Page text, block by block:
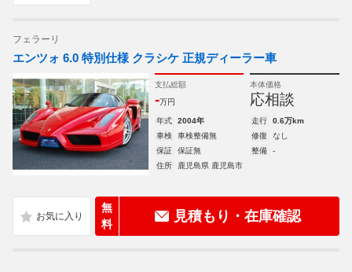
フェラーリ
エンツォ 6.0 特別仕様 クラシケ 正規ディーラー車
支払総額
-万円
本体価格
応相談
年式 2004年 走行
0.6万km
車検
車検整備無 修復
なし
保証
保証無 整備
-
住所
鹿児島県 鹿児島市
無
料
見積もり・在庫確認